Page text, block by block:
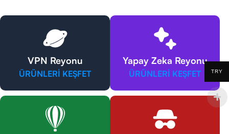
VPN Reyonu
ÜRÜNLERİ KEŞFET
Yapay Zeka Reyonu
ÜRÜNLERİ KEŞFET TRY